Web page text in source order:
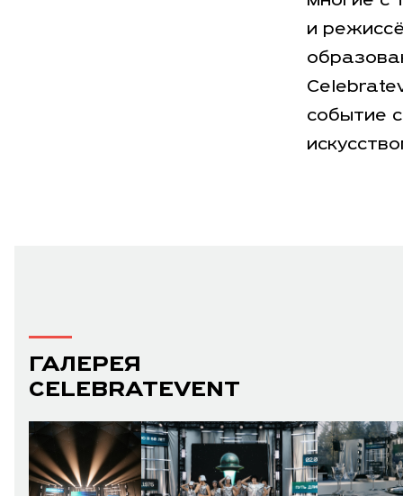
и
событие
ГАЛЕРЕЯ
CELEBRATEVENTWEDDING AWARDS
ЖЮРИ
КРИТЕРИИ
ГОЛОСОВАНИЕ
ПОБЕДИТЕЛИ И НОМИНАНТЫ 2026
АРХИВ НОМИНАНТОВ ПРЕДЫДУЩИХ